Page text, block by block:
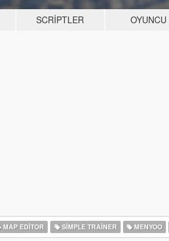
SCRIPTLER OYUNCU
MAP EDITOR SIMPLE TRAINER MENYOO